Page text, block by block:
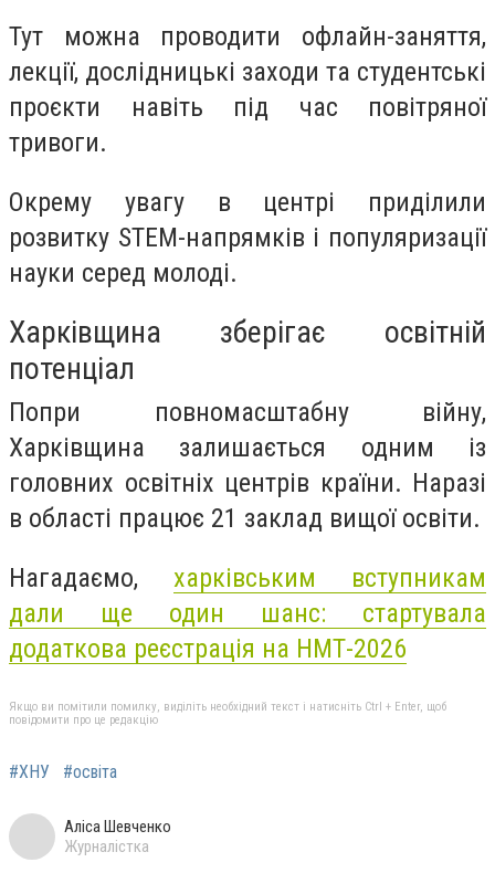
Тут можна проводити офлайн-заняття,
лекції, дослідницькі заходи та студентські
проєкти навіть під час повітряної
тривоги.
Окрему увагу в центрі приділили
розвитку STEM-напрямків і популяризації
науки серед молоді.
Харківщина зберігає освітній
потенціал
Попри повномасштабну війну,
Харківщина залишається одним із
головних освітніх центрів країни. Наразі
в області працює 21 заклад вищої освіти.
Нагадаємо, харківським вступникам
дали ще один шанс: стартувала
додаткова реєстрація на НМТ-2026
Якщо ви помітили помилку, виділіть необхідний текст і натисніть Ctrl + Enter, щоб
повідомити про це редакцію
#ХНУ #освіта
Аліса Шевченко
Журналістка